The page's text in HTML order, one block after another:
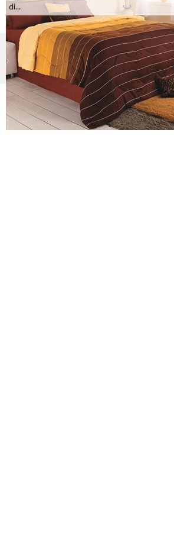
di...
©2026 - casapratica.net - p.iva 03338800984